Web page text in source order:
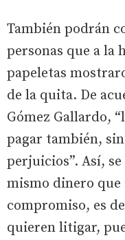
También podrán
personas que a la
papeletas
de la quita. De
Gómez Gallardo,
pagar también,
perjuicios”. Así,
mismo dinero que
compromiso, es
quieren litigar,